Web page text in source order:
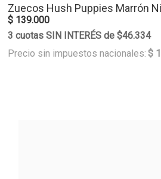
Zuecos Hush Puppies Marrón
$ 139.000
3 cuotas SIN INTERÉS de $46.334
Precio sin impuestos nacionales: $